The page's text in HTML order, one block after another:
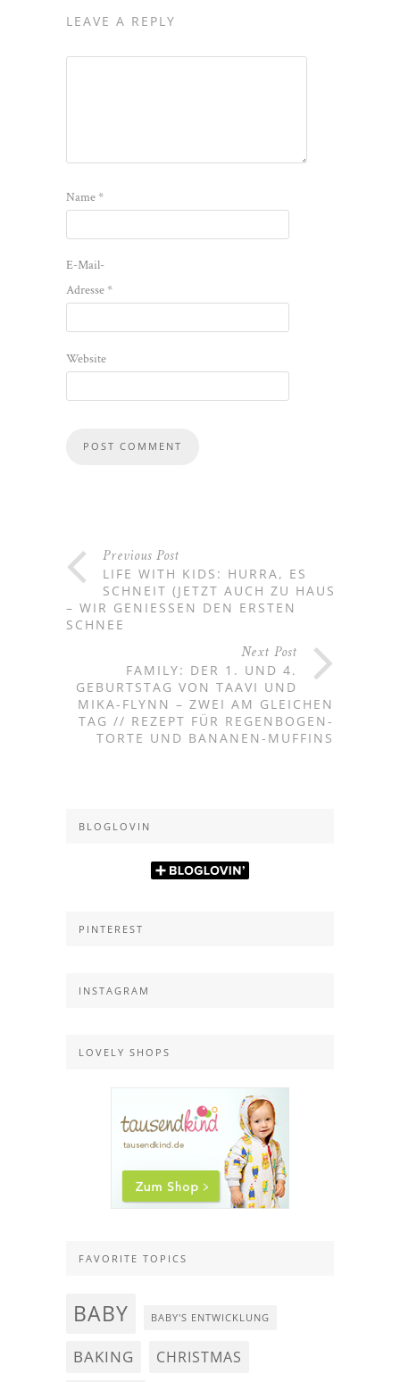
LEAVE A REPLY
Name*
E-Mail-
Adresse*
Website
Previous Post
LIFE WITH KIDS: HURRA, ES
SCHNEIT (JETZT AUCH ZU HAUSE)!
– WIR GENIESSEN DEN ERSTEN S
CHNEE
Next Post
FAMILY: DER 1. UND 4.
GEBURTSTAG VON TAAVI UND
MIKA-FLYNN – ZWEI AM GLEICHEN
TAG // REZEPT FÜR REGENBOGEN-
TORTE UND BANANEN-MUFFINS
BLOGLOVIN
PINTEREST
INSTAGRAM
LOVELY SHOPS
FAVORITE TOPICS
BABY BABY'S ENTWICKLUNG
BAKING CHRISTMAS